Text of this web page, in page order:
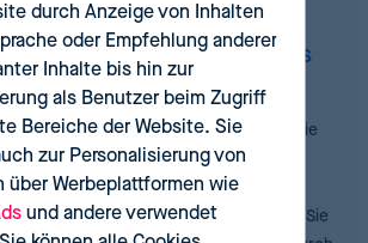
sich, dass Sie ein genaues
die gestoppt werden muss, da sie
ist keine gut geplante Strategie.
den Sie benötigen, um Ihre
zu planen. Auf diese Weise stellen Sie
durch Anzeige von Inhalten
oder Empfehlung anderer
Inhalte bis hin zur
als Benutzer beim Zugriff
Bereiche der Website. Sie
zur Personalisierung von
über Werbeplattformen wie
und andere verwendet